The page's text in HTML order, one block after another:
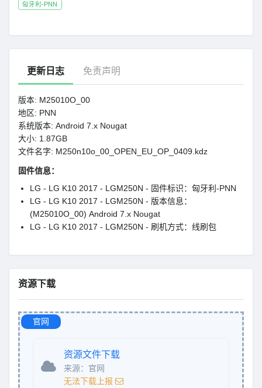
匈牙利-PNN
更新日志 免责声明
版本: M25010O_00
地区: PNN
系统版本: Android 7.x Nougat
大小: 1.87GB
文件名字: M250n10o_00_OPEN_EU_OP_0409.kdz
固件信息：
LG - LG K10 2017 - LGM250N - 固件标识：匈牙利-PNN
LG - LG K10 2017 - LGM250N - 版本信息：
(M25010O_00) Android 7.x Nougat
LG - LG K10 2017 - LGM250N - 刷机方式：线刷包
资源下载
官网
资源文件下载
来源：官网
无法下载上报